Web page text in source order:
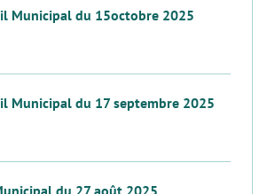
Municipal du 15octobre 2025
Municipal du 17 septembre 2025
du 27 août 2025